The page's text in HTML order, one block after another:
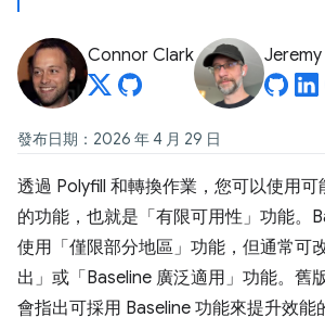
Connor Clark
發布日期：2026 年 4 月 29 日
透過 Polyfill 和轉換作業，您可以使用可
的功能，也就是「有限可用性」 功能。
使用「僅限部分地區」功能，但通常可
出」或「Baseline 廣泛適用」功能。舊
會指出可採用 Baseline 功能來提升效能